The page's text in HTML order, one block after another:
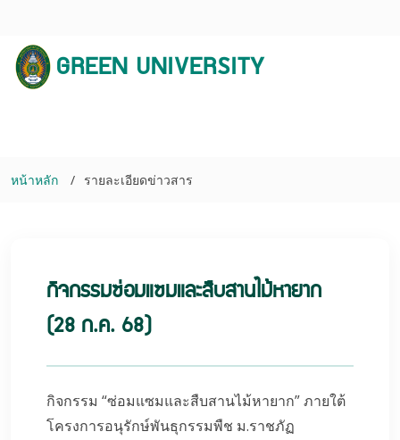
GREEN UNIVERSITY
หน้าหลัก รายละเอียดข่าวสาร
กิจกรรมซ่อมแซมและสืบสานไม้หายาก
(28 ก.ค. 68)
กิจกรรม “ซ่อมแซมและสืบสานไม้หายาก” ภายใต้
โครงการอนุรักษ์พันธุกรรมพืช ม.ราชภัฏ